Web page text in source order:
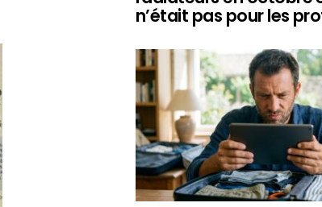
n’était pas pour les